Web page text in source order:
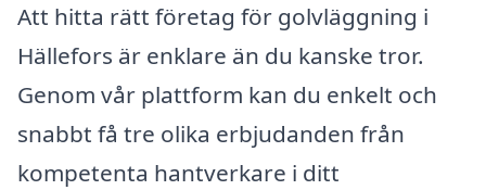
Att hitta rätt företag för golvläggning i
Hällefors är enklare än du kanske tror.
Genom vår plattform kan du enkelt och
snabbt få tre olika erbjudanden från
kompetenta hantverkare i ditt